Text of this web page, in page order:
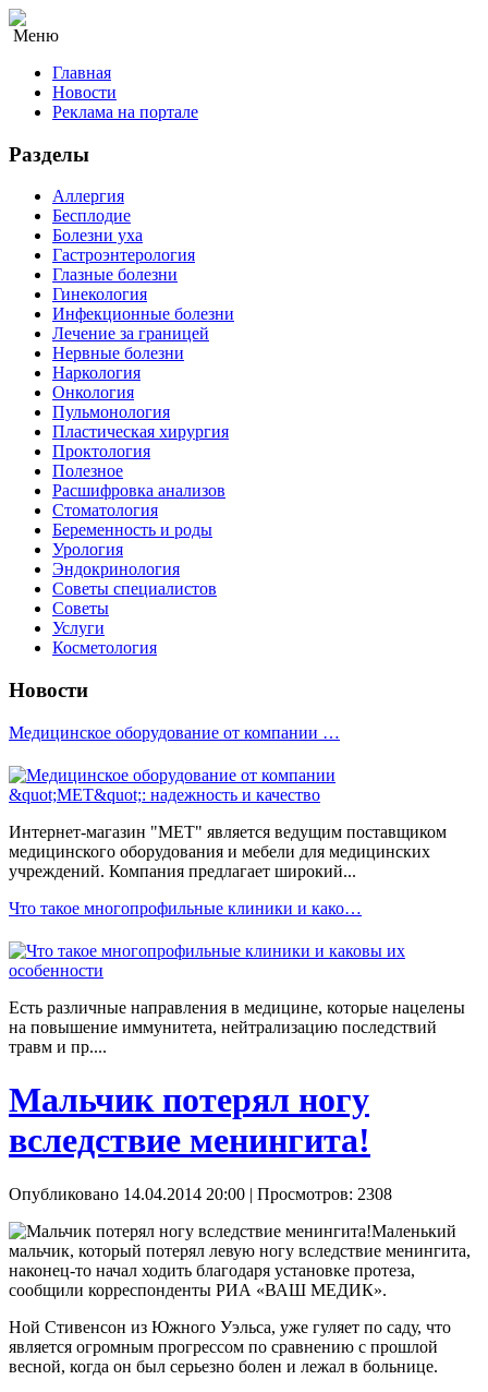
Меню
Главная
Новости
Реклама на портале
Разделы
Аллергия
Бесплодие
Болезни уха
Гастроэнтерология
Глазные болезни
Гинекология
Инфекционные болезни
Лечение за границей
Нервные болезни
Наркология
Онкология
Пульмонология
Пластическая хирургия
Проктология
Полезное
Расшифровка анализов
Стоматология
Беременность и роды
Урология
Эндокринология
Советы специалистов
Советы
Услуги
Косметология
Новости
Медицинское оборудование от компании …
Интернет-магазин "МЕТ" является ведущим поставщиком
медицинского оборудования и мебели для медицинских
учреждений. Компания предлагает широкий...
Что такое многопрофильные клиники и како…
Есть различные направления в медицине, которые нацелены
на повышение иммунитета, нейтрализацию последствий
травм и пр....
Мальчик потерял ногу
вследствие менингита!
Опубликовано 14.04.2014 20:00 | Просмотров: 2308
Маленький
мальчик, который потерял левую ногу вследствие менингита,
наконец-то начал ходить благодаря установке протеза,
сообщили корреспонденты РИА «ВАШ МЕДИК».
Ной Стивенсон из Южного Уэльса, уже гуляет по саду, что
является огромным прогрессом по сравнению с прошлой
весной, когда он был серьезно болен и лежал в больнице.